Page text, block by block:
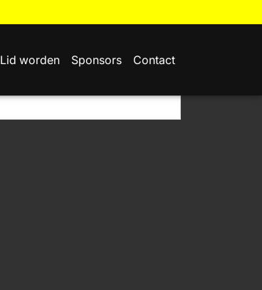
Lid worden Sponsors Contact